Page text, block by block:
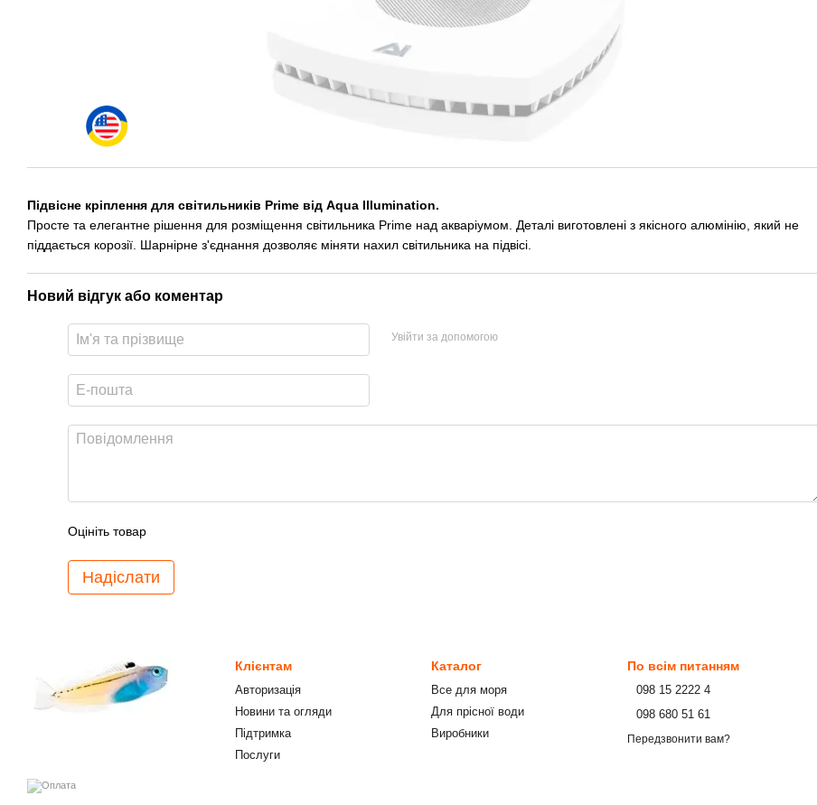
Підвісне кріплення для світильників Prime від Aqua Illumination.
Просте та елегантне рішення для розміщення світильника Prime над акваріумом. Деталі виготовлені з якісного алюмінію, який не
піддається корозії. Шарнірне з'єднання дозволяє міняти нахил світильника на підвісі.
Новий відгук або коментар
Увійти за допомогою
Оцініть товар
Надіслати
Клієнтам
Авторизація
Новини та огляди
Підтримка
Послуги
Каталог
Все для моря
Для прісної води
Виробники
По всім питанням
⠀098 15 2222 4
⠀098 680 51 61
Передзвонити вам?